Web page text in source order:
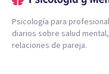
Psicología para
diarios sobre salud
relaciones de pareja.